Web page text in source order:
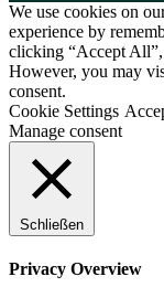
We use cookies on
experience by
clicking “Accept
However, you may
consent.
Cookie Settings
Manage consent
Schließen
Privacy Overview